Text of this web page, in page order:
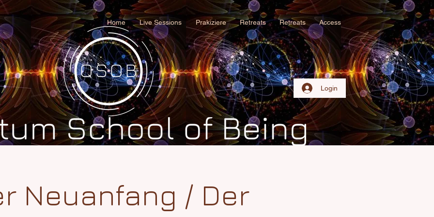
Login
Home Live Sessions Prakiziere Retreats Retreats Access
Neuanfang / Der